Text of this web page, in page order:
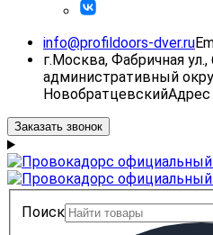
info@profildoors-dver.ru
г.Москва, Фабричная
административный
Новобратцевский
Заказать звонок
Поиск